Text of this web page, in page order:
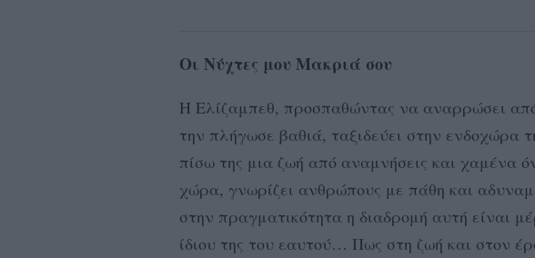
Οι Νύχτες μου Μακριά σου
H Ελίζαμπεθ, προσπαθώντας να αναρρώσει
την πλήγωσε βαθιά, ταξιδεύει στην ενδοχώρα
πίσω της μια ζωή από αναμνήσεις και χαμένα
χώρα, γνωρίζει ανθρώπους με πάθη και
στην πραγματικότητα η διαδρομή αυτή είναι
ίδιου της του εαυτού… Πως στη ζωή και στον